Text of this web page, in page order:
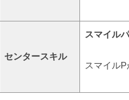
センタースキル
スマイル
スマイルP